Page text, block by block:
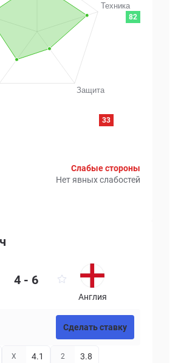
82
33
Слабые стороны
Нет явных слабостей
4 - 6
Англия
Сделать ставку
X 4.1 2 3.8